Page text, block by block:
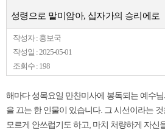
성령으로 말미암아, 십자가의 승리에로
작성자 : 홍보국
작성일 : 2025-05-01
조회수 : 198
해마다 성목요일 만찬미사에 봉독되는 예수
을 끄는 한 인물이 있습니다. 그 시선이라는
모르게 안쓰럽기도 하고, 마치 처량하게 자신